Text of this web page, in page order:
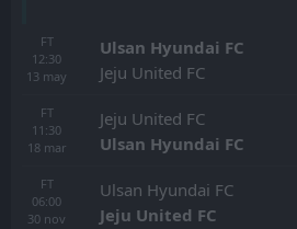
FT
12:30
13 may
Ulsan Hyundai FC
Jeju United FC
FT
11:30
18 mar
Jeju United FC
Ulsan Hyundai FC
FT
06:00
30 nov
Ulsan Hyundai FC
Jeju United FC